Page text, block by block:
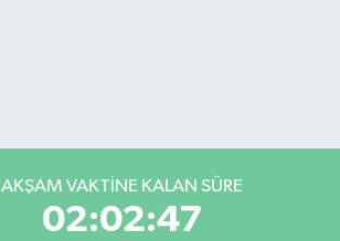
AKŞAM VAKTİNE KALAN SÜRE
02:02:46